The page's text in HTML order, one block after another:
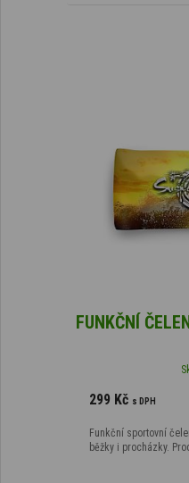
FUNKČNÍ
299 Kč s DPH
Funkční sportovní
běžky i procházky.